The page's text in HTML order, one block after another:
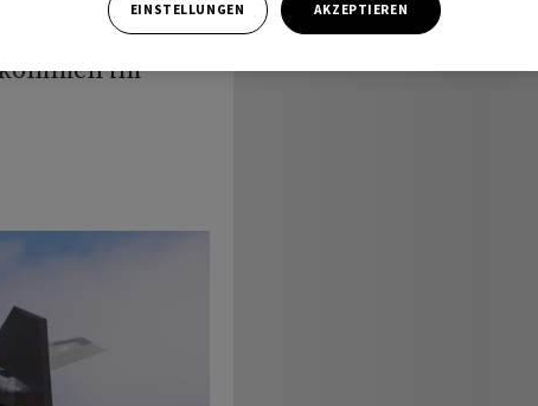
für die
im
EINSTELLUNGEN AKZEPTIEREN